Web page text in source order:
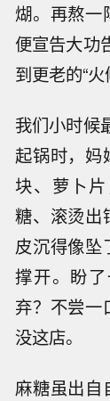
煳。再熬一
便宣告大功
到更老的“火
我们小时候
起锅时，妈
块、萝卜
糖、滚烫出
皮沉得像坠
撑开。盼
弃？不尝一
没这店。
麻糖虽出自